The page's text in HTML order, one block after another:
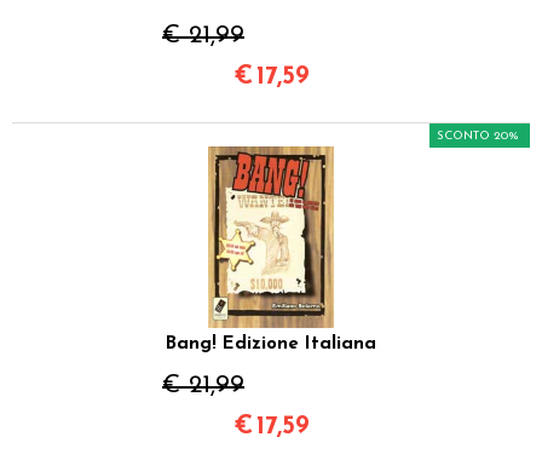
€ 21,99
€ 17,59
Bang! Edizione Italiana
€ 21,99
SCONTO 20%
€ 17,59